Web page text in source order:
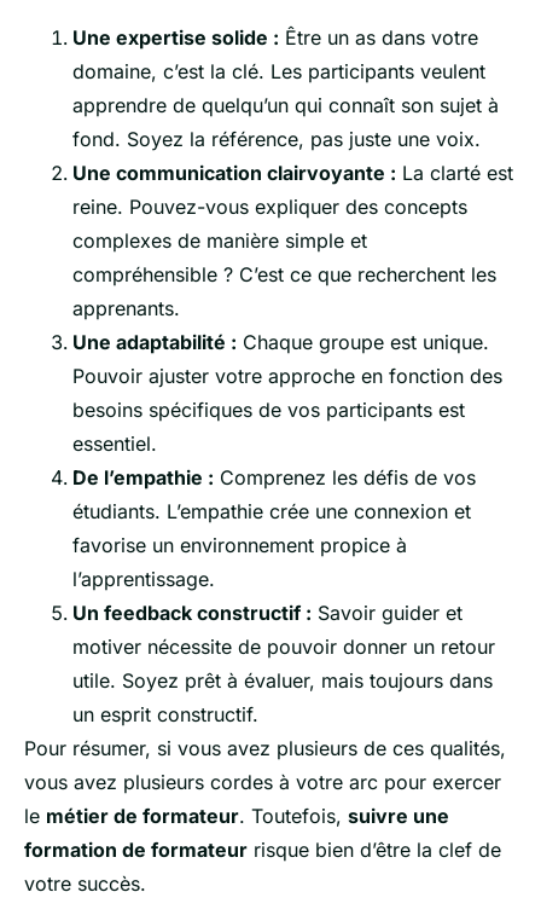
Une expertise solide : Être un as dans votre
domaine, c’est la clé. Les participants veulent
apprendre de quelqu’un qui connaît son sujet à
fond. Soyez la référence, pas juste une voix.
Une communication clairvoyante : La clarté est
reine. Pouvez-vous expliquer des concepts
complexes de manière simple et
compréhensible ? C’est ce que recherchent les
apprenants.
Une adaptabilité : Chaque groupe est unique.
Pouvoir ajuster votre approche en fonction des
besoins spécifiques de vos participants est
essentiel.
De l’empathie : Comprenez les défis de vos
étudiants. L’empathie crée une connexion et
favorise un environnement propice à
l’apprentissage.
Un feedback constructif : Savoir guider et
motiver nécessite de pouvoir donner un retour
utile. Soyez prêt à évaluer, mais toujours dans
un esprit constructif.
Pour résumer, si vous avez plusieurs de ces qualités,
vous avez plusieurs cordes à votre arc pour exercer
le métier de formateur. Toutefois, suivre une
formation de formateur risque bien d’être la clef de
votre succès.